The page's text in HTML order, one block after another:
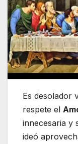
Es desolador
respete el
innecesaria y
ideó